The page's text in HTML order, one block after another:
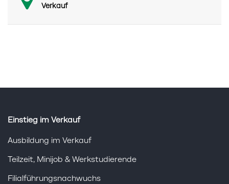
Verkauf
Einstieg im Verkauf
Ausbildung im Verkauf
Teilzeit, Minijob & Werkstudierende
Filialführungsnachwuchs